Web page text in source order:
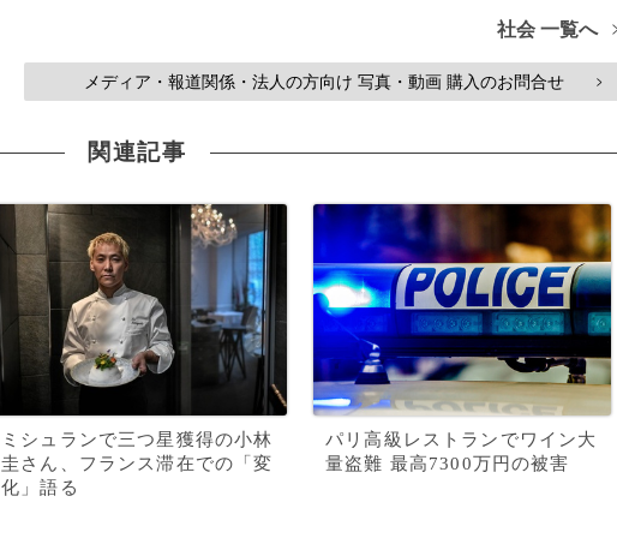
社会 一覧へ
メディア・報道関係・法人の方向け 写真・動画 購入のお問合せ >
関連記事
ミシュランで三つ星獲得の小林
圭さん、フランス滞在での「変
化」語る
パリ高級レストランでワイン大
量盗難 最高7300万円の被害